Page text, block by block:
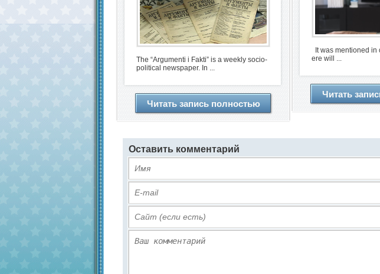
The “Argumenti i Fakti” is a weekly socio-
political newspaper. In ...
Читать запись полностью
It was mentioned in
ere will ...
Читать
Оставить комментарий